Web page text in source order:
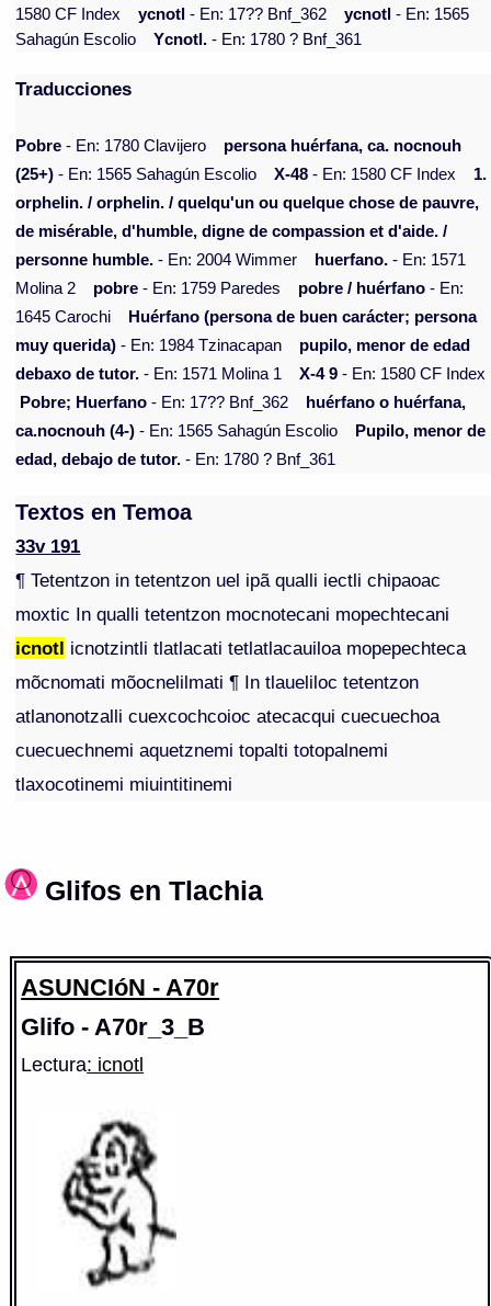
1580 CF Index
ycnotl - En: 17?? Bnf_362 ycnotl - En: 1565
Sahagún Escolio
Ycnotl. - En: 1780 ? Bnf_361
Traducciones
Pobre - En: 1780 Clavijero
persona huérfana, ca. nocnouh
(25+) - En: 1565 Sahagún Escolio X-48 - En: 1580 CF Index
1.
orphelin. / orphelin. / quelqu'un ou quelque chose de pauvre,
de misérable, d'humble, digne de compassion et d'aide. /
personne humble. - En: 2004 Wimmer huerfano. - En: 1571
Molina 2
pobre - En: 1759 Paredes pobre / huérfano - En:
1645 Carochi
Huérfano (persona de buen carácter; persona
muy querida) - En: 1984 Tzinacapan
pupilo, menor de edad
debaxo de tutor. - En: 1571 Molina 1 X-4 9 - En: 1580 CF Index
Pobre; Huerfano - En: 17?? Bnf_362
huérfano o huérfana,
ca.nocnouh (4-) - En: 1565 Sahagún Escolio
Pupilo, menor de
edad, debajo de tutor. - En: 1780 ? Bnf_361
Textos en Temoa
33v 191
¶ Tetentzon in tetentzon uel ipã qualli iectli chipaoac
moxtic In qualli tetentzon mocnotecani mopechtecani
icnotl icnotzintli tlatlacati tetlatlacauiloa mopepechteca
mõcnomati mõocnelilmati ¶ In tlaueliloc tetentzon
atlanonotzalli cuexcochcoioc atecacqui cuecuechoa
cuecuechnemi aquetznemi topalti totopalnemi
tlaxocotinemi miuintitinemi
Glifos en Tlachia
ASUNCIóN - A70r
Glifo - A70r_3_B
Lectura: icnotl